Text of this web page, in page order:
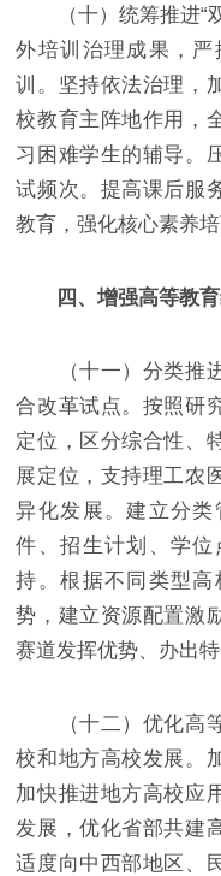
（十）统筹推进“双
外培训治理成果，
训。坚持依法治理，
校教育主阵地作用，
习困难学生的辅导。
试频次。提高课后服
教育，强化核心素养培
四、增强高等教
（十一）分类推进
合改革试点。按照研
定位，区分综合性、
展定位，支持理工农
异化发展。建立分
件、招生计划、学
持。根据不同类型
势，建立资源配置激
赛道发挥优势、办出特
（十二）优化高等
校和地方高校发展。
加快推进地方高校应
发展，优化省部共建
适度向中西部地区、